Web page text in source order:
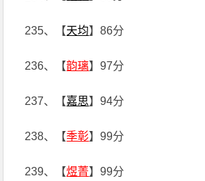
235、【天均】86分
236、【韵璃】97分
237、【嘉思】94分
238、【季彰】99分
239、【煜菁】99分